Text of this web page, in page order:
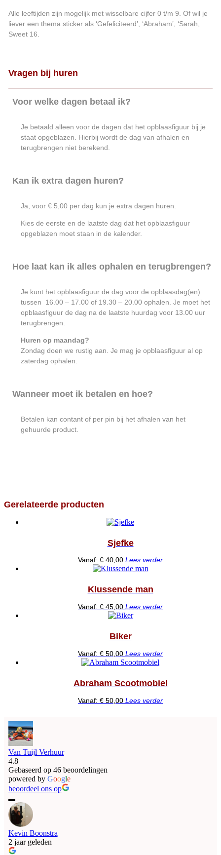
Alle leeftijden zijn mogelijk met wisselbare cijfer 0 t/m 9. Of wil je
liever een thema sticker als ‘Gefeliciteerd’, ‘Abraham’, ‘Sarah,
Sweet 16.
Vragen bij huren
Voor welke dagen betaal ik?
Je betaald alleen voor de dagen dat het opblaasfiguur bij je
staat opgeblazen. Hierbij wordt de dag van afhalen en
terugbrengen niet berekend.
Kan ik extra dagen huren?
Ja, voor € 5,00 per dag kun je extra dagen huren.
Kies de eerste en de laatste dag dat het opblaasfiguur
opgeblazen moet staan in de kalender.
Hoe laat kan ik alles ophalen en terugbrengen?
Je kunt het opblaasfiguur de dag voor de opblaasdag(en)
tussen 16.00 – 17.00 of 19.30 – 20.00 ophalen. Je moet het
opblaasfiguur de dag na de laatste huurdag voor 13.00 uur
terugbrengen.
Huren op maandag?
Zondag doen we rustig aan. Je mag je opblaasfiguur al op
zaterdag ophalen.
Wanneer moet ik betalen en hoe?
Betalen kan contant of per pin bij het afhalen van het
gehuurde product.
Gerelateerde producten
Sjefke
Vanaf: € 40,00 Lees verder
Klussende man
Vanaf: € 45,00 Lees verder
Biker
Vanaf: € 50,00 Lees verder
Abraham Scootmobiel
Vanaf: € 50,00 Lees verder
Van Tuijl Verhuur
4.8
Gebaseerd op 46 beoordelingen
powered by Google
beoordeel ons op
Kevin Boonstra
2 jaar geleden